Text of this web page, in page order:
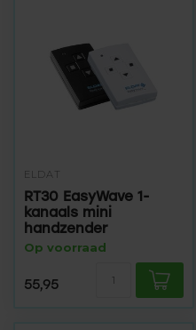
ELDAT
RT30 EasyWave 1-
kanaals mini
handzender
Op voorraad
55,95